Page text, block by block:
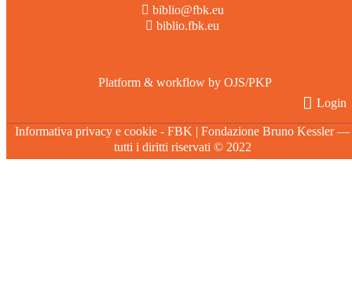
biblio@fbk.eu
biblio.fbk.eu
Platform & workflow by OJS/PKP
Login
Informativa privacy e cookie - FBK | Fondazione Bruno Kessler —
tutti i diritti riservati © 2022